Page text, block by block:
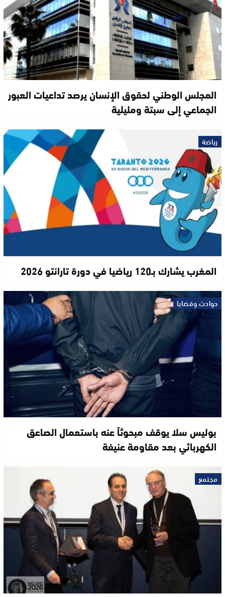
المجلس الوطني لحقوق الإنسان يرصد تداعيات العبور
الجماعي إلى سبتة ومليلية
رياضة
المغرب يشارك بـ120 رياضيا في دورة تارانتو 2026
حوادث وقضايا
بوليس سلا يوقف مبحوثاً عنه باستعمال الصاعق
الكهربائي بعد مقاومة عنيفة
مجتمع